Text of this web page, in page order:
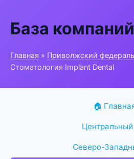
База компаний
Главная » Приволжский
Стоматология Implant Dental
🏠
Северо-